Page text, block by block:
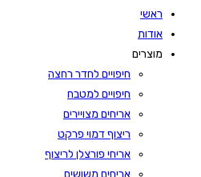
ראשי
אודות
מוצרים
חיפויים לחדר רחצה
חיפויים למטבח
אריחים מצויירים
ריצוף דמוי פרקט
אריחי פורצלן לריצוף
אריחים משושים